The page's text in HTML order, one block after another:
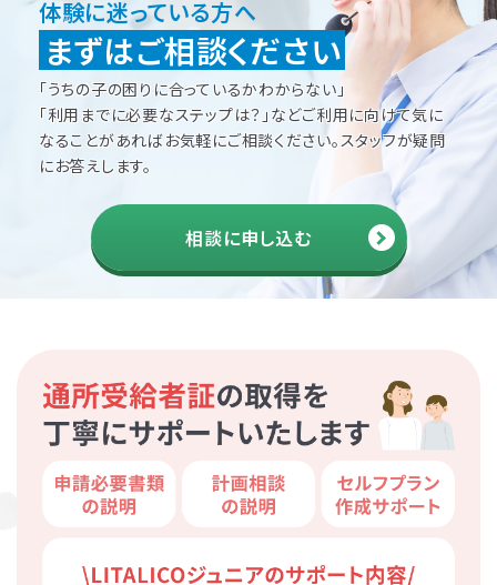
体験に迷っている方へ
まずはご相談ください
「うちの子の困りに合っているかわからない」
「利用までに必要なステップは？」などご利用に向けて気に
なることがあればお気軽にご相談ください。スタッフが疑問
にお答えします。
相談に申し込む